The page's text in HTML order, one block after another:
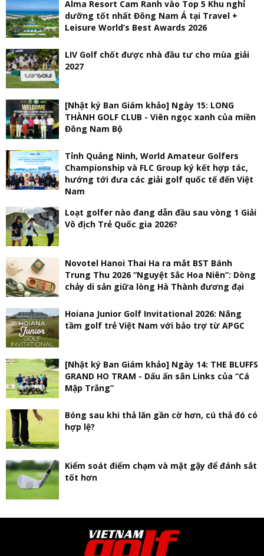
Alma Resort Cam Ranh vào Top 5 Khu nghỉ
dưỡng tốt nhất Đông Nam Á tại Travel +
Leisure World’s Best Awards 2026
LIV Golf chốt được nhà đầu tư cho mùa giải
2027
[Nhật ký Ban Giám khảo] Ngày 15: LONG
THÀNH GOLF CLUB - Viên ngọc xanh của miền
Đông Nam Bộ
Tỉnh Quảng Ninh, World Amateur Golfers
Championship và FLC Group ký kết hợp tác,
hướng tới đưa các giải golf quốc tế đến Việt
Nam
Loạt golfer nào đang dẫn đầu sau vòng 1 Giải
Vô địch Trẻ Quốc gia 2026?
Novotel Hanoi Thai Ha ra mắt BST Bánh
Trung Thu 2026 “Nguyệt Sắc Hoa Niên”: Dòng
chảy di sản giữa lòng Hà Thành đương đại
Hoiana Junior Golf Invitational 2026: Nâng
tầm golf trẻ Việt Nam với bảo trợ từ APGC
[Nhật ký Ban Giám khảo] Ngày 14: THE BLUFFS
GRAND HO TRAM - Dấu ấn sân Links của “Cá
Mập Trắng”
Bóng sau khi thả lăn gần cờ hơn, cú thả đó có
hợp lệ?
Kiểm soát điểm chạm và mặt gậy để đánh sắt
tốt hơn